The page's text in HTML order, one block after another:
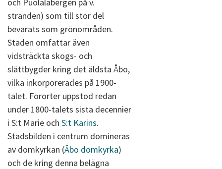
stranden) som till stor del
bevarats som grönområden.
Staden omfattar även
vidsträckta skogs- och
slättbygder kring det äldsta Åbo,
vilka inkorporerades på 1900-
talet. Förorter uppstod redan
under 1800-talets sista decennier
i S:t Marie och S:t Karins.
Stadsbilden i centrum domineras
av domkyrkan (Åbo domkyrka)
och de kring denna belägna